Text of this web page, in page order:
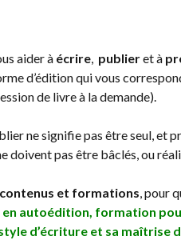
aider à écrire, publieret à
d’édition qui vous
de livre à la demande).
ne signifie pas être seul, et
doivent pas être bâclés, ou
et formations, pour
autoédition, formation
d’écriture et sa maîtrise